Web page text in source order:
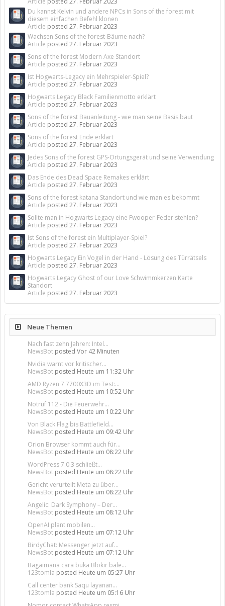
Du kannst Kelvin und andere NPCs in Sons of the forest mit
diesem einfachen Befehl klonen
Article posted 27. Februar 2023
Wachsen Sons of the forest-Bäume nach?
Article posted 27. Februar 2023
Sons of the forest Modern Axe Standort
Article posted 27. Februar 2023
Ist Hogwarts-Legacy ein Mehrspieler-Spiel?
Article posted 27. Februar 2023
Hogwarts Legacy Black Familienmotto erklärt
Article posted 27. Februar 2023
Sons of the forest Bauanleitung - wie man seine Basis baut
Article posted 27. Februar 2023
Sons of the forest Ende erklärt
Article posted 27. Februar 2023
Jedes Sons of the forest GPS-Ortungsgerät und seine Verwendung
Article posted 27. Februar 2023
Das Ende des Dead Space Remakes erklärt
Article posted 27. Februar 2023
Sons of the forest katana Standort und wie man es bekommt
Article posted 27. Februar 2023
Sollte man in Hogwarts Legacy eine Fwooper-Feder stehlen?
Article posted 27. Februar 2023
Ist Sons of the forest ein Multiplayer-Spiel?
Article posted 27. Februar 2023
Hogwarts Legacy Ein Vogel in der Hand - Lösung des Türrätsels
Article posted 27. Februar 2023
Hogwarts Legacy Ghost of our Love Schwimmkerzen Karte
Standort
Article posted 27. Februar 2023
Neue Themen
Nach fast zehn Jahren: Intel...
NewsBot posted Vor 42 Minuten
Nvidia warnt vor kritischer...
NewsBot posted Heute um 11:32 Uhr
AMD Ryzen 7 7700X3D im Test:...
NewsBot posted Heute um 10:52 Uhr
Notruf 112 - Die Feuerwehr...
NewsBot posted Heute um 10:22 Uhr
Von Black Flag bis Battlefield...
NewsBot posted Heute um 09:42 Uhr
Orion Browser kommt auch für...
NewsBot posted Heute um 08:22 Uhr
WordPress 7.0.3 schließt...
NewsBot posted Heute um 08:22 Uhr
Gericht verurteilt Meta zu über...
NewsBot posted Heute um 08:22 Uhr
Angelic: Dark Symphony – Der...
NewsBot posted Heute um 08:12 Uhr
OpenAI plant mobilen...
NewsBot posted Heute um 07:12 Uhr
BirdyChat: Messenger jetzt auf...
NewsBot posted Heute um 07:12 Uhr
Bagaimana cara buka Blokir bale...
123tomla posted Heute um 05:27 Uhr
Call center bank Saqu layanan...
123tomla posted Heute um 05:16 Uhr